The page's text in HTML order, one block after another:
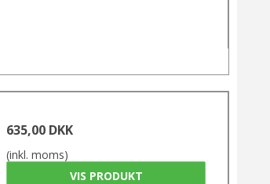
635,00 DKK
(inkl. moms)
VIS PRODUKT